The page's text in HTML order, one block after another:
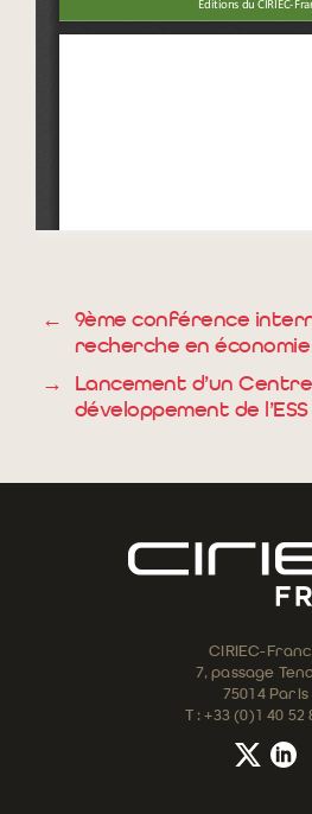
←
9ème conférence
recherche en économie
→
Lancement d’un
développement de l’ESS
CIRIEC-
7, passage
75014 Paris
T : +33 (0)1 40 52